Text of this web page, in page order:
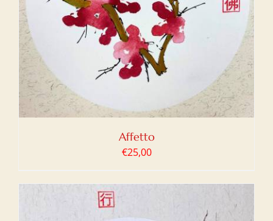
Affetto
€25,00